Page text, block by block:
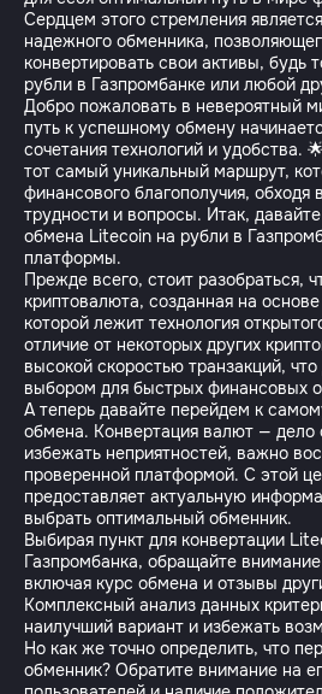
Сердцем этого стремления
надежного обменника,
конвертировать свои активы, будь
рубли в Газпромбанке или любой
Добро пожаловать в невероятный
путь к успешному обмену
сочетания технологий и удобства.
тот самый уникальный маршрут,
финансового благополучия, обходя
трудности и вопросы. Итак,
обмена Litecoin на рубли в
платформы.
Прежде всего, стоит разобраться,
криптовалюта, созданная на
которой лежит технология
отличие от некоторых других
высокой скоростью транзакций,
выбором для быстрых финансовых
А теперь давайте перейдем к
обмена. Конвертация валют — дело
избежать неприятностей, важно
проверенной платформой. С этой
предоставляет актуальную
выбрать оптимальный обменник.
Выбирая пункт для конвертации
Газпромбанка, обращайте
включая курс обмена и отзывы
Комплексный анализ данных
наилучший вариант и избежать
Но как же точно определить, что
обменник? Обратите внимание на